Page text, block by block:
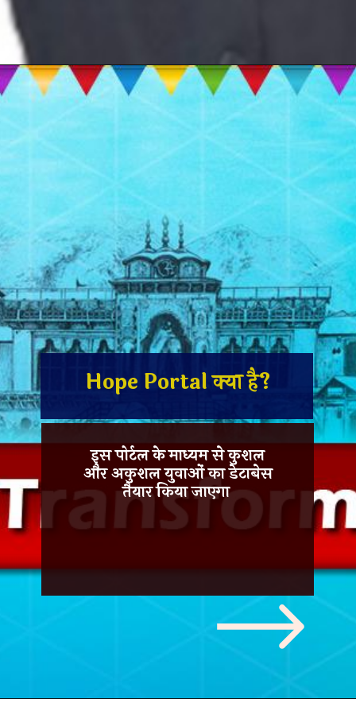
Openinghttps://recruitmentresult.com/hope-portal-2023/
Hope Portal क्या है?
इस पोर्टल के माध्यम से कुशल
और अकुशल युवाओं का डेटाबेस
तैयार किया जाएगा